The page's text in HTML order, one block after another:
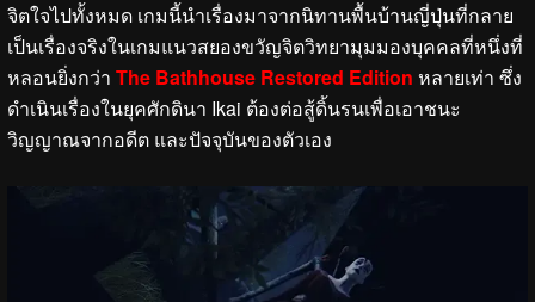
จิตใจไปทั้งหมด เกมนี้นำเรื่องมาจากนิทานพื้นบ้านญี่ปุ่นที่กลาย
เป็นเรื่องจริงในเกมแนวสยองขวัญจิตวิทยามุมมองบุคคลที่หนึ่งที่
หลอนยิ่งกว่า The Bathhouse Restored Edition หลายเท่า ซึ่ง
ดำเนินเรื่องในยุคศักดินา Ikai ต้องต่อสู้ดิ้นรนเพื่อเอาชนะ
วิญญาณจากอดีต และปัจจุบันของตัวเอง